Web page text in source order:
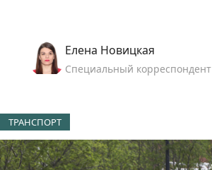
Елена Новицкая
Специальный корреспондент
ТРАНСПОРТ